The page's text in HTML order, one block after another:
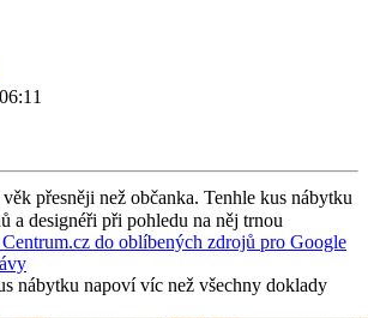
přesněji než občanka. Tenhle kus nábytku
a designéři při pohledu na něj trnou
do oblíbených zdrojů pro Google
nábytku napoví víc než všechny doklady